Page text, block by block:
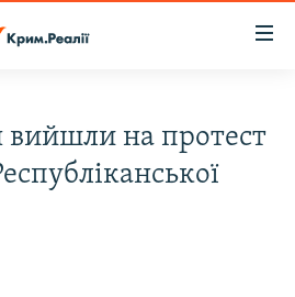
вийшли на протест